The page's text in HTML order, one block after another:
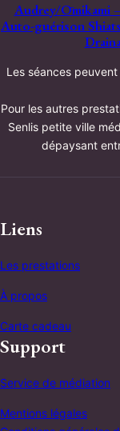
Audrey/Ōmikami
Auto-guérison
Les séances
Pour les autres
Senlis petite ville
dépaysant
Liens
Les prestations
À propos
Carte cadeau
Support
Service de médiation
Mentions légales